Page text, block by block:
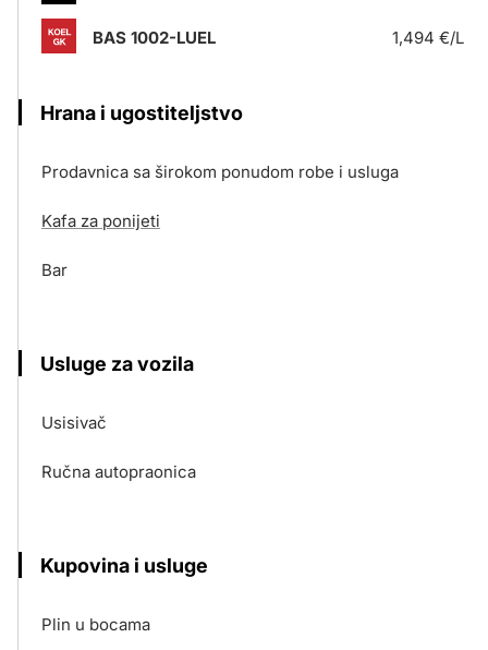
BAS 1002-LUEL 1,494 €/L
Hrana i ugostiteljstvo
Prodavnica sa širokom ponudom robe i usluga
Kafa za ponijeti
Bar
Usluge za vozila
Usisivač
Ručna autopraonica
Kupovina i usluge
Plin u bocama